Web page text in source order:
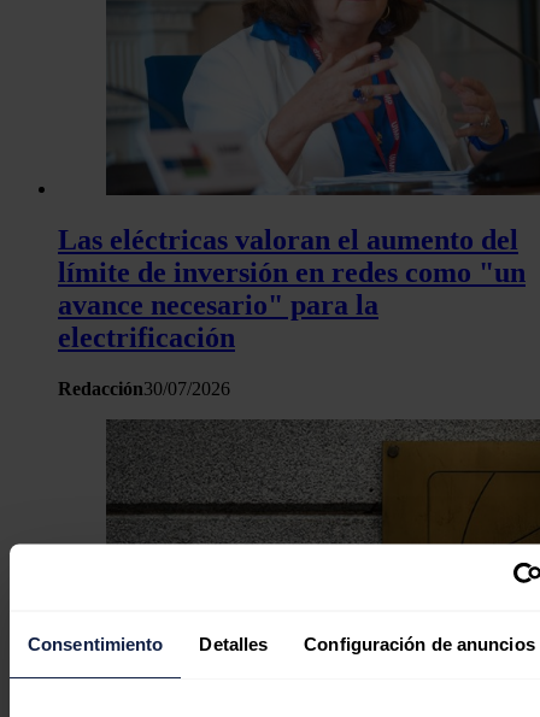
Consentimiento Detalles Configuración de anuncios
Las eléctricas valoran el aumento del
límite de inversión en redes como "un
avance necesario" para la
electrificación
Redacción30/07/2026